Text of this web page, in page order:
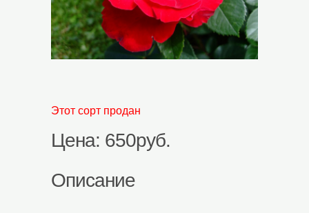
Этот сорт продан
Цена: 650руб.
Описание